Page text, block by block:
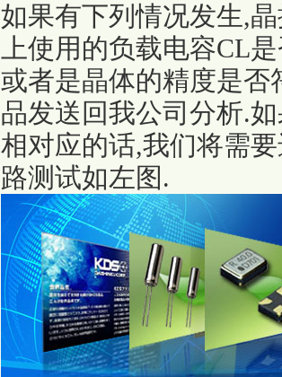
如果有下列情况发生,
上使用的负载电容CL
或者是晶体的精度是
品发送回我公司分析.
相对应的话,我们将需
路测试如左图.